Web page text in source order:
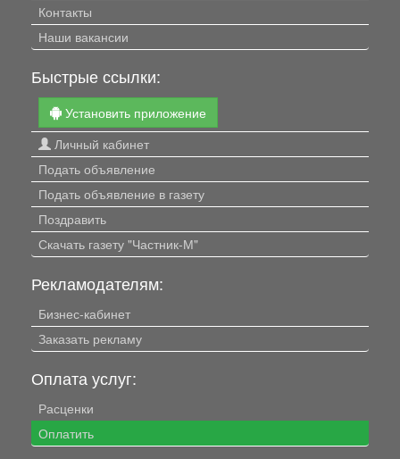
Контакты
Наши вакансии
Быстрые ссылки:
Установить приложение
Личный кабинет
Подать объявление
Подать объявление в газету
Поздравить
Скачать газету "Частник-М"
Рекламодателям:
Бизнес-кабинет
Заказать рекламу
Оплата услуг:
Расценки
Оплатить